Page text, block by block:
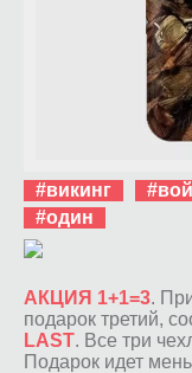
#викинг
#один
АКЦИЯ 1+1=3.
подарок третий,
LAST. Все три
Подарок идет